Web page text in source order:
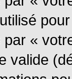
«
valide